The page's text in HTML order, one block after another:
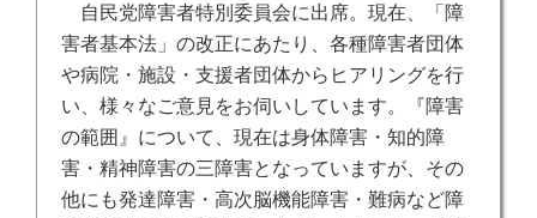
自民党障害者特別委員会に出席。現在、「障
害者基本法」の改正にあたり、各種障害者団体
や病院・施設・支援者団体からヒアリングを行
い、様々なご意見をお伺いしています。『障害
の範囲』について、現在は身体障害・知的障
害・精神障害の三障害となっていますが、その
他にも発達障害・高次脳機能障害・難病など障